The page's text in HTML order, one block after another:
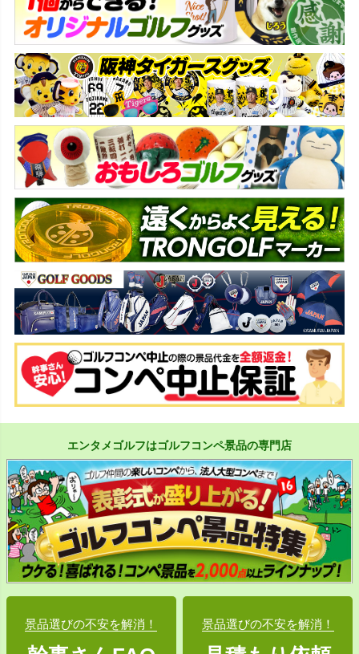
エンタメゴルフはゴルフコンペ景品の専門店
景品選びの不安を解消！ 景品選びの不安を解消！